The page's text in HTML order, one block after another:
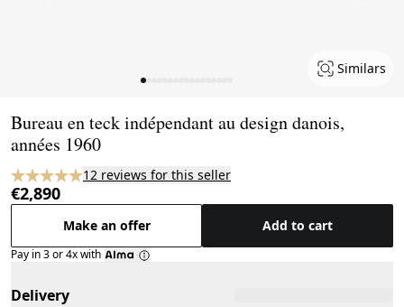
Similars
Bureau en teck indépendant au design danois,
années 1960
12 reviews for this seller
€2,890
Make an offer Add to cart
Pay in 3 or 4x with
Delivery